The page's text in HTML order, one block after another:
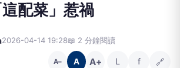
配菜」惹禍
2026-04-14 19:28📖 2 分鐘閱讀
A− A A+ L f 🔗